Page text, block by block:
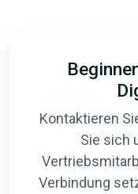
Kontaktieren
Sie sich
Verbindung